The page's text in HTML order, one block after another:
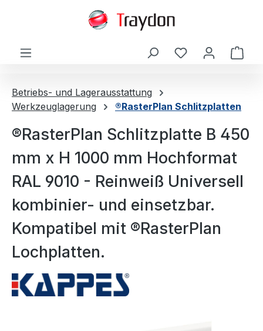
Betriebs- und Lagerausstattung
Werkzeuglagerung
®RasterPlan Schlitzplatten
®RasterPlan Schlitzplatte B 450
mm x H 1000 mm Hochformat
RAL 9010 - Reinweiß Universell
kombinier- und einsetzbar.
Kompatibel mit ®RasterPlan
Lochplatten.